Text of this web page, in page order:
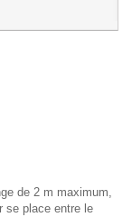
de 2 m maximum,
se place entre le